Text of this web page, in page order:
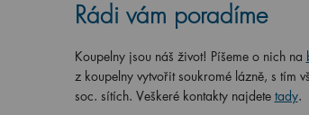
Rádi vám poradíme
Koupelny jsou náš život! Píšeme o nich na
z koupelny vytvořit soukromé lázně, s tím
soc. sítích. Veškeré kontakty najdete tady.